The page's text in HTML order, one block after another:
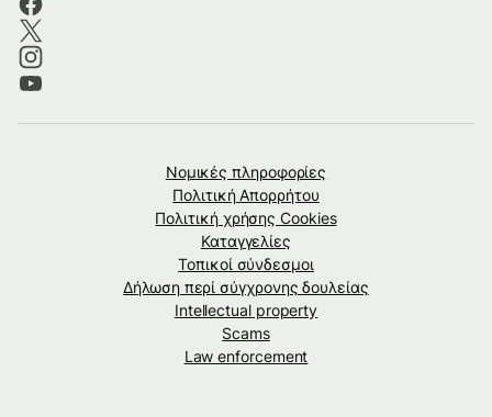
Νομικές πληροφορίες
Πολιτική Απορρήτου
Πολιτική χρήσης Cookies
Καταγγελίες
Τοπικοί σύνδεσμοι
Δήλωση περί σύγχρονης δουλείας
Intellectual property
Scams
Law enforcement